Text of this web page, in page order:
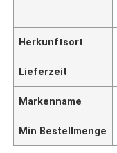
Herkunftsort
Lieferzeit
Markenname
Min Bestellmenge